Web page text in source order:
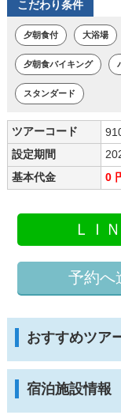
こだわり条件
夕朝食付 大浴場
夕朝食バイキング
スタンダード
ツアーコード
設定期間
基本代金
0
ＬＩ
予約へ
おすすめツア
宿泊施設情報